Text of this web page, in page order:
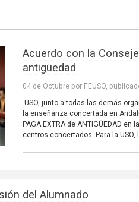
Acuerdo con la
antigüedad
04 de Octubre por FEUSO,
USO, junto a todas las demás
la enseñanza concertada en
PAGA EXTRA de ANTIGÜEDAD
centros concertados. Para la
del Alumnado